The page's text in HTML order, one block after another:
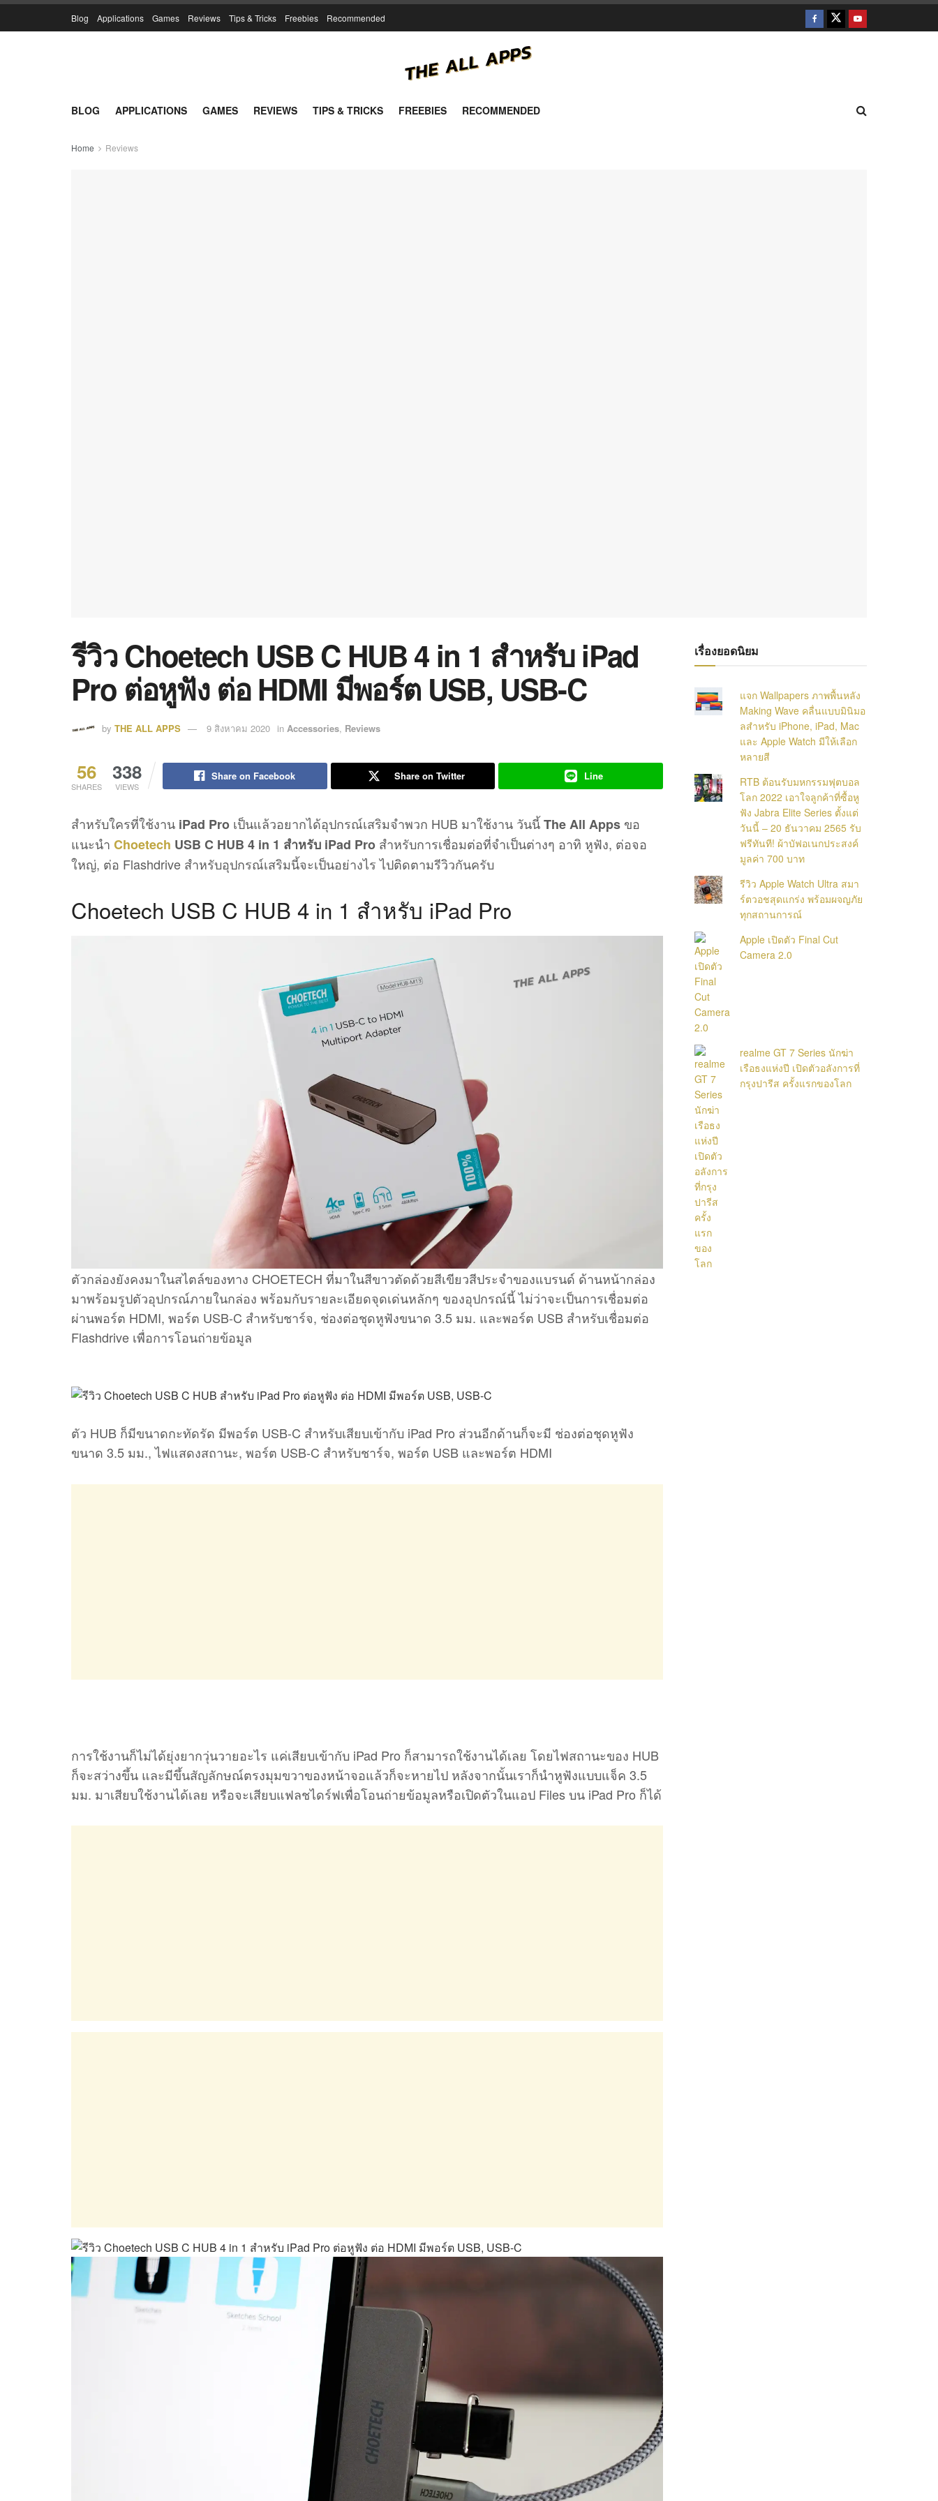
Blog Applications Games Reviews Tips & Tricks Freebies Recommended
BLOG APPLICATIONS GAMES REVIEWS TIPS & TRICKS FREEBIES RECOMMENDED
Home Reviews
รีวิว Choetech USB C HUB 4 in 1 สำหรับ iPad
Pro ต่อหูฟัง ต่อ HDMI มีพอร์ต USB, USB-C
by THE ALL APPS 9 สิงหาคม 2020 in Accessories, Reviews
56
SHARES
338
VIEWS
Share on Facebook Share on Twitter Line
สำหรับใครที่ใช้งาน iPad Pro เป็นแล้วอยากได้อุปกรณ์เสริมจำพวก HUB มาใช้งาน วันนี้The All Apps ขอ
แนะนำ Choetech USB C HUB 4 in 1 สำหรับ iPad Pro สำหรับการเชื่อมต่อที่จำเป็นต่างๆ อาทิ หูฟัง, ต่อจอ
ใหญ่, ต่อ Flashdrive สำหรับอุปกรณ์เสริมนี้จะเป็นอย่างไร ไปติดตามรีวิวกันครับ
Choetech USB C HUB 4 in 1 สำหรับ iPad Pro
ตัวกล่องยังคงมาในสไตล์ของทาง CHOETECH ที่มาในสีขาวตัดด้วยสีเขียวสีประจำของแบรนด์ ด้านหน้ากล่อง
มาพร้อมรูปตัวอุปกรณ์ภายในกล่อง พร้อมกับรายละเอียดจุดเด่นหลักๆ ของอุปกรณ์นี้ ไม่ว่าจะเป็นการเชื่อมต่อ
ผ่านพอร์ต HDMI, พอร์ต USB-C สำหรับชาร์จ, ช่องต่อชุดหูฟังขนาด 3.5 มม. และพอร์ต USB สำหรับเชื่อมต่อ
Flashdrive เพื่อการโอนถ่ายข้อมูล
ตัว HUB ก็มีขนาดกะทัดรัด มีพอร์ต USB-C สำหรับเสียบเข้ากับ iPad Pro ส่วนอีกด้านก็จะมี ช่องต่อชุดหูฟัง
ขนาด 3.5 มม., ไฟแสดงสถานะ, พอร์ต USB-C สำหรับชาร์จ, พอร์ต USB และพอร์ต HDMI
การใช้งานก็ไม่ได้ยุ่งยากวุ่นวายอะไร แค่เสียบเข้ากับ iPad Pro ก็สามารถใช้งานได้เลย โดยไฟสถานะของ HUB
ก็จะสว่างขึ้น และมีขึ้นสัญลักษณ์ตรงมุมขวาของหน้าจอแล้วก็จะหายไป หลังจากนั้นเราก็นำหูฟังแบบแจ็ค 3.5
มม. มาเสียบใช้งานได้เลย หรือจะเสียบแฟลชไดร์ฟเพื่อโอนถ่ายข้อมูลหรือเปิดตัวในแอป Files บน iPad Pro ก็ได้
เรื่องยอดนิยม
แจก Wallpapers ภาพพื้นหลัง
Making Wave คลื่นแบบมินิมอ
ลสำหรับ iPhone, iPad, Mac
และ Apple Watch มีให้เลือก
หลายสี
RTB ต้อนรับมหกรรมฟุตบอล
โลก 2022 เอาใจลูกค้าที่ซื้อหู
ฟัง Jabra Elite Series ตั้งแต่
วันนี้ – 20 ธันวาคม 2565 รับ
ฟรีทันที! ผ้าบัฟอเนกประสงค์
มูลค่า 700 บาท
รีวิว Apple Watch Ultra สมา
ร์ตวอชสุดแกร่ง พร้อมผจญภัย
ทุกสถานการณ์
Apple เปิดตัว Final Cut
Camera 2.0
realme GT 7 Series นักฆ่า
เรือธงแห่งปี เปิดตัวอลังการที่
กรุงปารีส ครั้งแรกของโลก